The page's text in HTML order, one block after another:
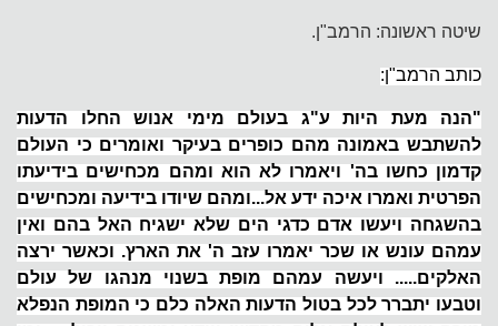
שיטה ראשונה: הרמב"ן.
כותב הרמב"ן:
"הנה מעת היות ע"ג בעולם מימי אנוש החלו הדעות
להשתבש באמונה מהם כופרים בעיקר ואומרים כי העולם
קדמון כחשו בה' ויאמרו לא הוא ומהם מכחישים בידיעתו
הפרטית ואמרו איכה ידע אל...ומהם שיודו בידיעה ומכחישים
בהשגחה ויעשו אדם כדגי הים שלא ישגיח האל בהם ואין
עמהם עונש או שכר יאמרו עזב ה' את הארץ. וכאשר ירצה
האלקים..... ויעשה עמהם מופת בשנוי מנהגו של עולם
וטבעו יתברר לכל בטול הדעות האלה כלם כי המופת הנפלא